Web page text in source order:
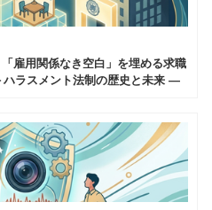
雇用関係なき空白」を埋める求職
ハラスメント法制の歴史と未来 —